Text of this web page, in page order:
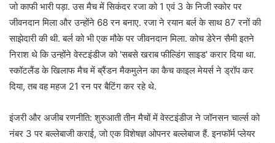
जो काफी भारी पड़ा. उस मैच में सिकंदर रजा को 1 एवं 3 के निजी स्कोर पर
जीवनदान मिला और उन्होंने 68 रन बनाए. रजा ने रयान बर्ल के साथ 87 रनों की
साझेदारी की थी. बर्ल को भी एक मौके पर जीवनदान मिला. कोच डेरेन सैमी इतने
निराश थे कि उन्होंने वेस्टइंडीज को 'सबसे खराब फील्डिंग साइड' करार दिया था.
स्कॉटलैंड के खिलाफ मैच में ब्रैंडन मैकमुलेन का कैच काइल मेयर्स ने ड्रॉप कर
दिया, तब वह महज 21 रन पर बैटिंग कर रहे थे.
इंजरी और अजीब रणनीति: शुरुआती तीन मैचों में वेस्टइंडीज ने जॉनसन चार्ल्स को
नंबर 3 पर बल्लेबाजी कराई, जो एक विशेषज्ञ ओपनर बल्लेबाज हैं. इनफॉर्म प्लेयर